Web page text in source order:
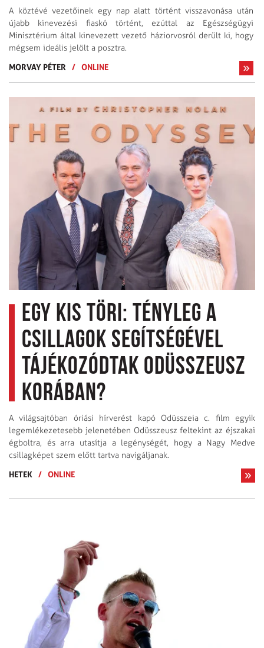
A köztévé vezetőinek egy nap alatt történt visszavonása után
újabb kinevezési fiaskó történt, ezúttal az Egészségügyi
Minisztérium által kinevezett vezető háziorvosról derült ki, hogy
mégsem ideális jelölt a posztra.
MORVAY PÉTER
/ ONLINE
Egy kis töri: Tényleg a
csillagok segítségével
tájékozódtak Odüsszeusz
korában?
A világsajtóban óriási hírverést kapó Odüsszeia c. film egyik
legemlékezetesebb jelenetében Odüsszeusz feltekint az éjszakai
égboltra, és arra utasítja a legénységét, hogy a Nagy Medve
csillagképet szem előtt tartva navigáljanak.
HETEK
/ ONLINE